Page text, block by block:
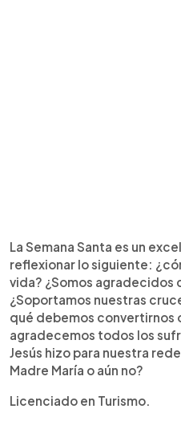
La Semana Santa es un
reflexionar lo siguiente:
vida? ¿Somos agradecidos
¿Soportamos nuestras
qué debemos convertirnos
agradecemos todos los
Jesús hizo para nuestra
Madre María o aún no?
Licenciado en Turismo.